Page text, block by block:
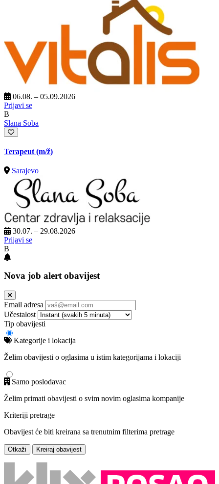
06.08. – 05.09.2026
Prijavi se
B
Slana Soba
Terapeut (m/ž)
Sarajevo
30.07. – 29.08.2026
Prijavi se
B
Nova job alert obavijest
Email adresa
Učestalost
Tip obavijesti
Kategorije i lokacija
Želim obavijesti o oglasima u istim kategorijama i lokaciji
Samo poslodavac
Želim primati obavijesti o svim novim oglasima kompanije
Kriteriji pretrage
Obavijest će biti kreirana sa trenutnim filterima pretrage
Otkaži Kreiraj obavijest